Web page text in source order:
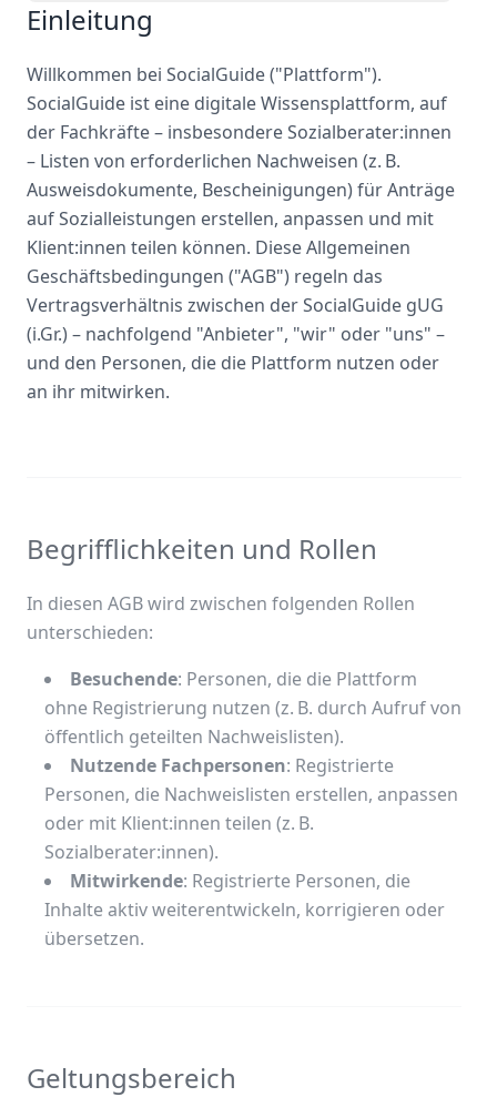
Einleitung
Willkommen bei SocialGuide ("Plattform").
SocialGuide ist eine digitale Wissensplattform, auf
der Fachkräfte – insbesondere Sozialberater:innen
– Listen von erforderlichen Nachweisen (z. B.
Ausweisdokumente, Bescheinigungen) für Anträge
auf Sozialleistungen erstellen, anpassen und mit
Klient:innen teilen können. Diese Allgemeinen
Geschäftsbedingungen ("AGB") regeln das
Vertragsverhältnis zwischen der SocialGuide gUG
(i.Gr.) – nachfolgend "Anbieter", "wir" oder "uns" –
und den Personen, die die Plattform nutzen oder
an ihr mitwirken.
Begrifflichkeiten und Rollen
In diesen AGB wird zwischen folgenden Rollen
unterschieden:
Besuchende: Personen, die die Plattform
ohne Registrierung nutzen (z. B. durch Aufruf von
öffentlich geteilten Nachweislisten).
Nutzende Fachpersonen: Registrierte
Personen, die Nachweislisten erstellen, anpassen
oder mit Klient:innen teilen (z. B.
Sozialberater:innen).
Mitwirkende: Registrierte Personen, die
Inhalte aktiv weiterentwickeln, korrigieren oder
übersetzen.
Geltungsbereich